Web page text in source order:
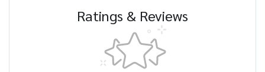
Ratings & Reviews